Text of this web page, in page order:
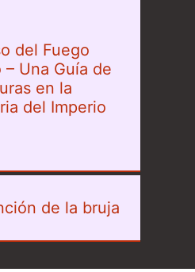
del Fuego
– Una Guía de
en la
del Imperio
de la bruja